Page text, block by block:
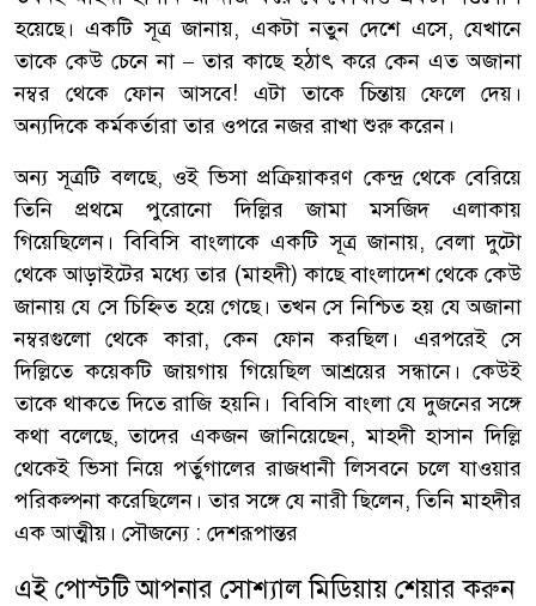
হয়েছে। একটি সূত্র জানায়, একটা নতুন দেশে এসে, যেখানে
তাকে কেউ চেনে না – তার কাছে হঠাৎ করে কেন এত অজানা
নম্বর থেকে ফোন আসবে! এটা তাকে চিন্তায় ফেলে দেয়।
অন্যদিকে কর্মকর্তারা তার ওপরে নজর রাখা শুরু করেন।
অন্য সূত্রটি বলছে, ওই ভিসা প্রক্রিয়াকরণ কেন্দ্র থেকে বেরিয়ে
তিনি প্রথমে পুরোনো দিল্লির জামা মসজিদ এলাকায়
গিয়েছিলেন। বিবিসি বাংলাকে একটি সূত্র জানায়, বেলা দুটো
থেকে আড়াইটের মধ্যে তার (মাহদী) কাছে বাংলাদেশ থেকে কেউ
জানায় যে সে চিহ্নিত হয়ে গেছে। তখন সে নিশ্চিত হয় যে অজানা
নম্বরগুলো থেকে কারা, কেন ফোন করছিল। এরপরেই সে
দিল্লিতে কয়েকটি জায়গায় গিয়েছিল আশ্রয়ের সন্ধানে। কেউই
তাকে থাকতে দিতে রাজি হয়নি। বিবিসি বাংলা যে দুজনের সঙ্গে
কথা বলেছে, তাদের একজন জানিয়েছেন, মাহদী হাসান দিল্লি
থেকেই ভিসা নিয়ে পর্তুগালের রাজধানী লিসবনে চলে যাওয়ার
পরিকল্পনা করেছিলেন। তার সঙ্গে যে নারী ছিলেন, তিনি মাহদীর
এক আত্মীয়। সৌজন্যে : দেশরূপান্তর
এই পোস্টটি আপনার সোশ্যাল মিডিয়ায় শেয়ার করুন